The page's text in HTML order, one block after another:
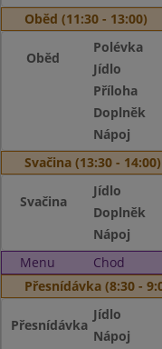
Oběd (11:30 - 13:00)
Oběd
Polévka
Jídlo
Příloha
Doplněk
Nápoj
Svačina (13:30 - 14:00)
Svačina
Jídlo
Doplněk
Nápoj
Menu
Chod
Přesnídávka (8:30 -
Přesnídávka
Jídlo
Nápoj